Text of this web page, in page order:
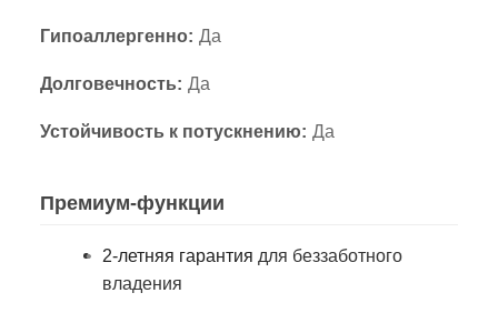
Гипоаллергенно: Да
Долговечность: Да
Устойчивость к потускнению: Да
Премиум-функции
2-летняя гарантия для беззаботного
владения